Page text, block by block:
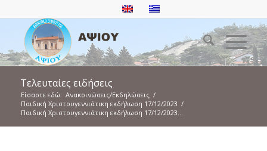
Τελευταίες ειδήσεις
Είσαστε εδώ: Ανακοινώσεις/Εκδηλώσεις /
Παιδική Χριστουγεννιάτικη εκδήλωση 17/12/2023 /
Παιδική Χριστουγεννιάτικη εκδήλωση 17/12/2023...